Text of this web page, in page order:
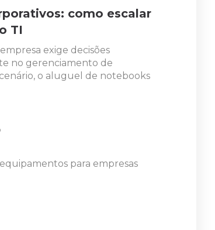
como escalar
TI
exige decisões
no gerenciamento de
o aluguel de notebooks